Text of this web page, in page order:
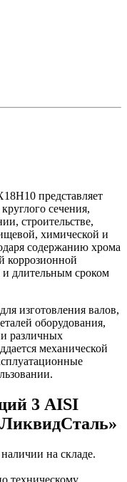
представляет
сечения,
строительстве,
химической и
содержанию хрома
коррозионной
и длительным сроком
изготовления валов,
оборудования,
различных
механической
3 AISI
на складе.
техническому